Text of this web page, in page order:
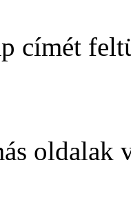
címét
oldalak